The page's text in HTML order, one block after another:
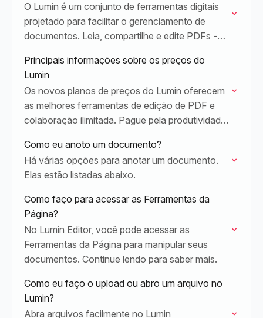
O Lumin é um conjunto de ferramentas digitais
projetado para facilitar o gerenciamento de
documentos. Leia, compartilhe e edite PDFs -
Principais informações sobre os preços do
Lumin
Os novos planos de preços do Lumin oferecem
as melhores ferramentas de edição de PDF e
colaboração ilimitada. Pague pela produtividade,
Como eu anoto um documento?
Há várias opções para anotar um documento.
Elas estão listadas abaixo.
Como faço para acessar as Ferramentas da
Página?
No Lumin Editor, você pode acessar as
Ferramentas da Página para manipular seus
documentos. Continue lendo para saber mais.
Como eu faço o upload ou abro um arquivo no
Lumin?
Abra arquivos facilmente no Lumin